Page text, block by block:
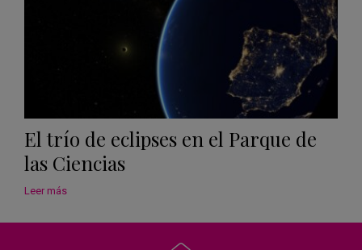
El trío de eclipses en el Parque de
las Ciencias
Leer más